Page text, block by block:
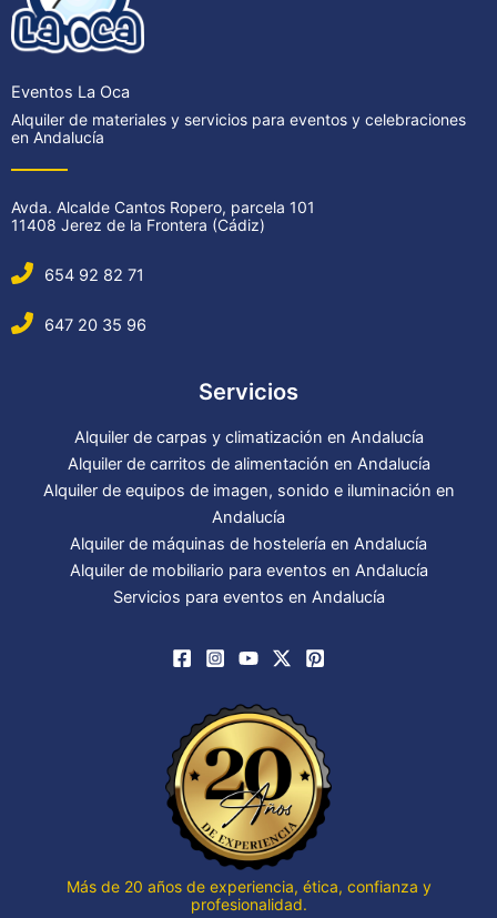
Eventos La Oca
Alquiler de materiales y servicios para eventos y celebraciones
en Andalucía
Avda. Alcalde Cantos Ropero, parcela 101
11408 Jerez de la Frontera (Cádiz)
654 92 82 71
647 20 35 96
Servicios
Alquiler de carpas y climatización en Andalucía
Alquiler de carritos de alimentación en Andalucía
Alquiler de equipos de imagen, sonido e iluminación en
Andalucía
Alquiler de máquinas de hostelería en Andalucía
Alquiler de mobiliario para eventos en Andalucía
Servicios para eventos en Andalucía
Más de 20 años de experiencia, ética, confianza y
profesionalidad.